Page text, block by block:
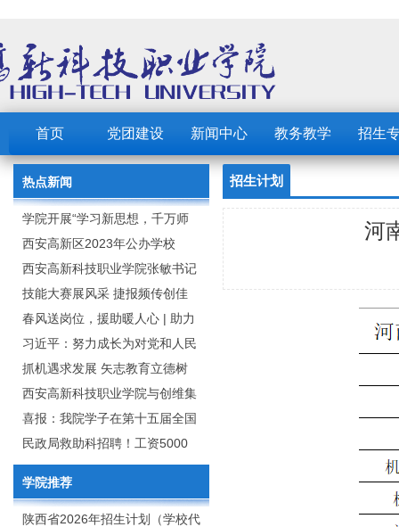
首页 党团建设 新闻中心 教务教学 招生
热点新闻
学院开展“学习新思想，千万师
生同上一堂课”活动
西安高新区2023年公办学校
（园） 公开招聘教职工公告
西安高新科技职业学院张敏书记
为全院师生党员上党课
技能大赛展风采 捷报频传创佳
绩：西安高新科技职业学院师生
在2023年陕西省职业技能大赛中
取佳绩
春风送岗位，援助暖人心 | 助力
毕业生求职就业
习近平：努力成长为对党和人民
忠诚可靠、堪当时代重任的栋梁
之才
抓机遇求发展 矢志教育立德树
人：西安高新科技职业学院召开
2020年年终总结暨表彰网络视频
会
西安高新科技职业学院与创维集
团举行校企合作签约仪式
喜报：我院学子在第十五届全国
大学生广告艺术大赛（大广
赛）、第十一届未来设计师.高校
数字艺术设计大赛（NCDA）国
赛中喜获佳绩
民政局救助科招聘！工资5000
元/月
学院推荐
陕西省2026年招生计划（学校代
招生计划
河